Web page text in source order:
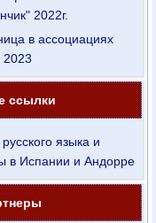
2022г.
в ассоциациях
ссылки
языка и
в Испании и Андорре